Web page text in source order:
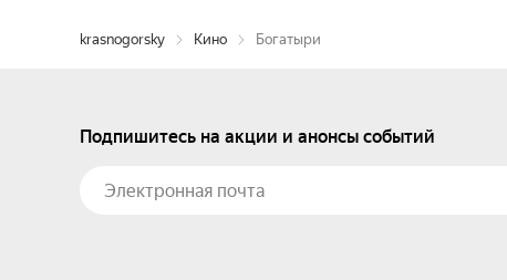
krasnogorsky Кино Богатыри
Подпишитесь на акции и анонсы событий